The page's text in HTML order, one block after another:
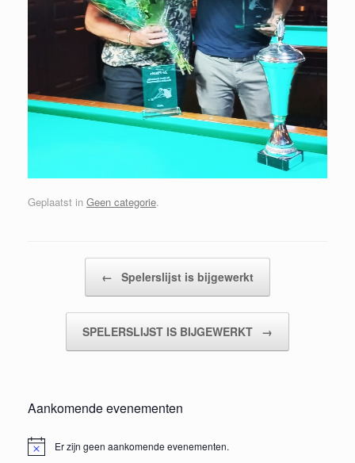
Geplaatst in Geen categorie.
← Spelerslijst is bijgewerkt
SPELERSLIJST IS BIJGEWERKT →
Aankomende evenementen
BerichtEr zijn geen aankomende evenementen.